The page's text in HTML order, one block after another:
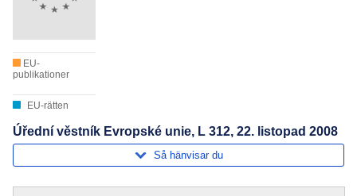
EU-
publikationer
EU-rätten
Úřední věstník Evropské unie, L 312, 22. listopad 2008
Så hänvisar du